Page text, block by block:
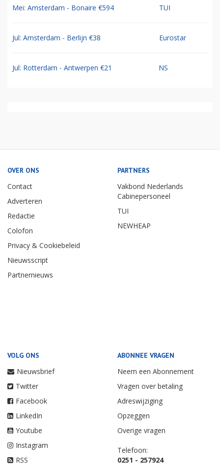
Mei: Amsterdam - Bonaire €594 TUI
Jul: Amsterdam - Berlijn €38 Eurostar
Jul: Rotterdam - Antwerpen €21 NS
OVER ONS
Contact
Adverteren
Redactie
Colofon
Privacy & Cookiebeleid
Nieuwsscript
Partnernieuws
PARTNERS
Vakbond Nederlands
Cabinepersoneel
TUI
NEWHEAP
VOLG ONS
Nieuwsbrief
Twitter
Facebook
LinkedIn
Youtube
Instagram
RSS
ABONNEE VRAGEN
Neem een Abonnement
Vragen over betaling
Adreswijziging
Opzeggen
Overige vragen
Telefoon:
0251 - 257924